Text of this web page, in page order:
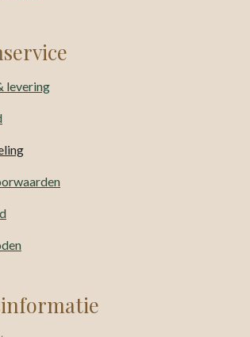
levering